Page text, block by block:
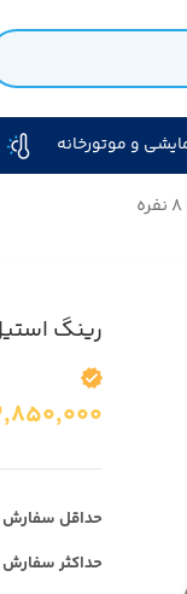
و موتورخانه
رینگ استیل
حداقل سفارش
حداکثر